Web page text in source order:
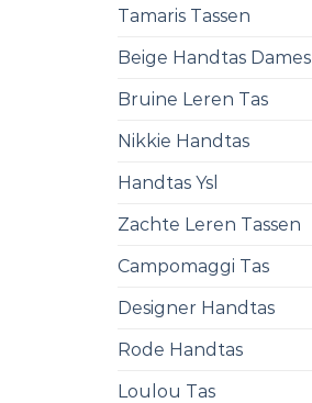
Tamaris Tassen
Beige Handtas Dames
Bruine Leren Tas
Nikkie Handtas
Handtas Ysl
Zachte Leren Tassen
Campomaggi Tas
Designer Handtas
Rode Handtas
Loulou Tas